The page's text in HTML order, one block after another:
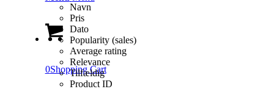
0Shopping Cart
Navn
Pris
Dato
Popularity (sales)
Average rating
Relevance
Tilfældig
Product ID